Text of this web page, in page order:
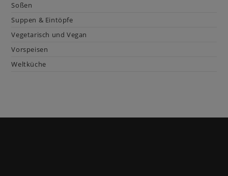
Soßen
Suppen & Eintöpfe
Vegetarisch und Vegan
Vorspeisen
Weltküche